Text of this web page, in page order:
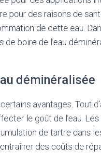
pour des raisons de
de cette eau.
de boire de l’eau
déminéralisée
avantages. Tout
le goût de l’eau.
de tartre dans
des coûts de